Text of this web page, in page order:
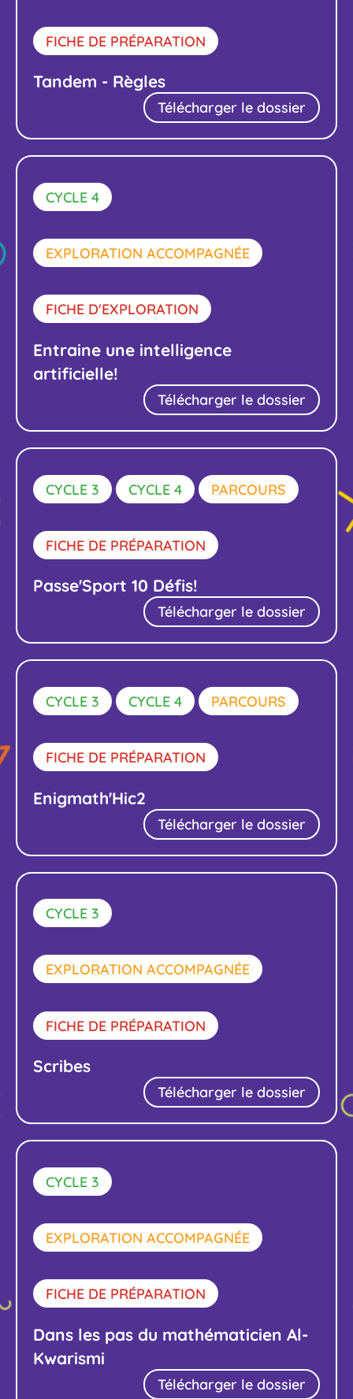
FICHE DE PRÉPARATION
Tandem - Règles
Télécharger le dossier
CYCLE 4
EXPLORATION ACCOMPAGNÉE
FICHE D'EXPLORATION
Entraine une intelligence
artificielle!
Télécharger le dossier
CYCLE 3 CYCLE 4 PARCOURS
FICHE DE PRÉPARATION
Passe'Sport 10 Défis!
Télécharger le dossier
CYCLE 3 CYCLE 4 PARCOURS
FICHE DE PRÉPARATION
Enigmath'Hic2
Télécharger le dossier
CYCLE 3
EXPLORATION ACCOMPAGNÉE
FICHE DE PRÉPARATION
Scribes
Télécharger le dossier
CYCLE 3
EXPLORATION ACCOMPAGNÉE
FICHE DE PRÉPARATION
Dans les pas du mathématicien Al-
Kwarismi
Télécharger le dossier